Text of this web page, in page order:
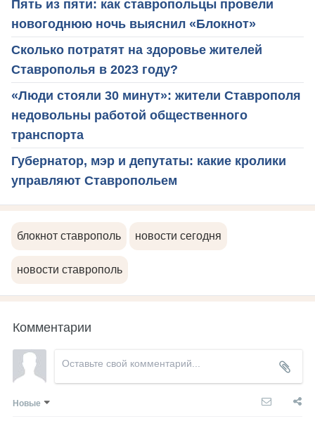
Пять из пяти: как ставропольцы провели
новогоднюю ночь выяснил «Блокнот»
Сколько потратят на здоровье жителей
Ставрополья в 2023 году?
«Люди стояли 30 минут»: жители Ставрополя
недовольны работой общественного
транспорта
Губернатор, мэр и депутаты: какие кролики
управляют Ставропольем
блокнот ставрополь новости сегодня
новости ставрополь
Комментарии
Новые